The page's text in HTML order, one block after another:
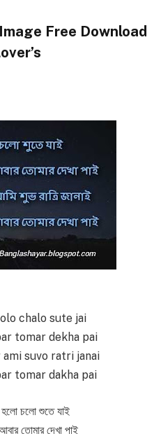
Free Download
chalo sute jai
tomar dekha pai
ami suvo ratri janai
tomar dakha pai
চলো শুতে যাই
তোমার দেখা পাই